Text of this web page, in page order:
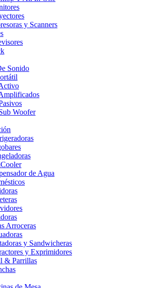
y Scanners
Sonido
Woofer
de Agua
Arroceras
y Sandwicheras
y Exprimidores
& Parrillas